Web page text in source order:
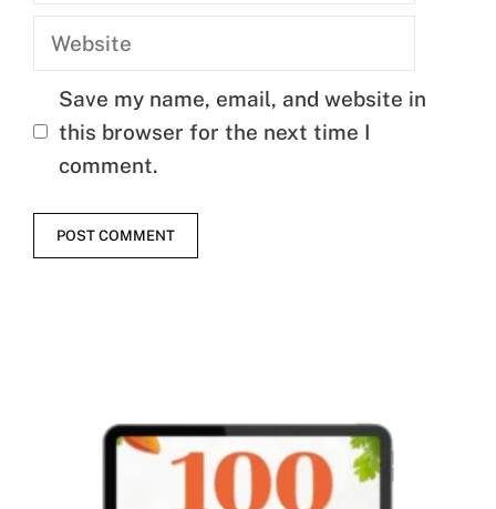
Website
Save my name, email, and website in
this browser for the next time I
comment.